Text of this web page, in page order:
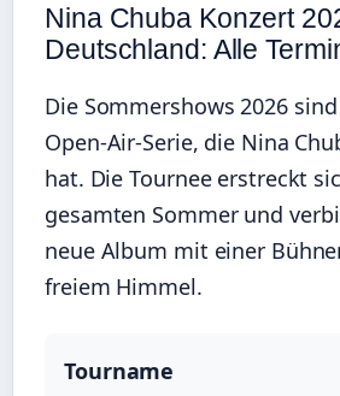
Nina Chuba Konzert
Deutschland: Alle
Die Sommershows 2026
Open-Air-Serie, die Nina
hat. Die Tournee erstreckt
gesamten Sommer und
neue Album mit einer
freiem Himmel.
Tourname